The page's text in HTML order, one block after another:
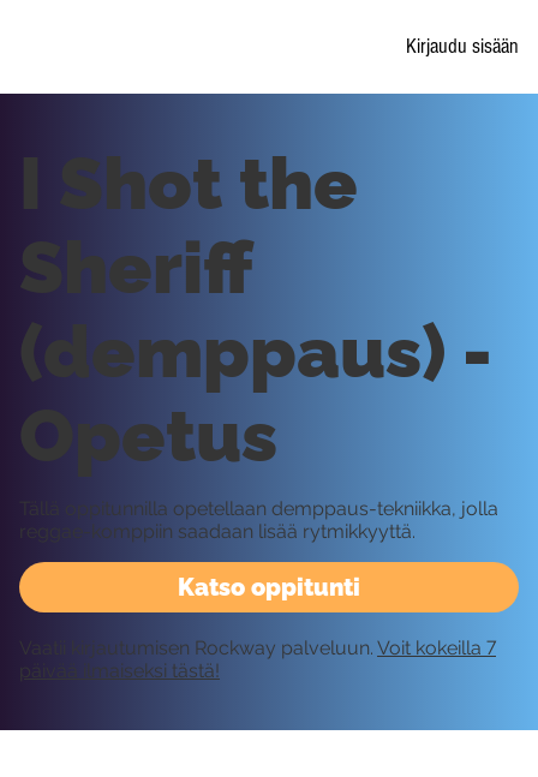
Kirjaudu sisään
Katso oppitunti
I Shot the
Sheriff
(demppaus) -
Opetus
Tällä oppitunnilla opetellaan demppaus-tekniikka, jolla
reggae-komppiin saadaan lisää rytmikkyyttä.
Vaatii kirjautumisen Rockway palveluun. Voit kokeilla 7
päivää ilmaiseksi tästä!